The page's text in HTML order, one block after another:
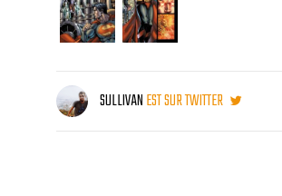
SULLIVANEST SUR TWITTER